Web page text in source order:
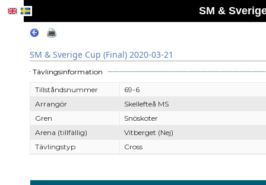
SM &
SM & Sverige Cup (Final) 2020-03-21
Tävlingsinformation
Tillståndsnummer
69-6
Arrangör
Skellefteå MS
Gren
Snöskoter
Arena (tillfällig)
Vitberget (Nej)
Tävlingstyp
Cross